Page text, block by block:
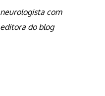
com
do blog